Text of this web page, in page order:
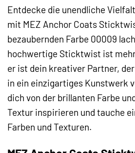
Entdecke die unendliche
mit MEZ Anchor Coats
bezaubernden Farbe 00009
hochwertige Sticktwist ist mehr
er ist dein kreativer Partner,
in ein einzigartiges Kunstwerk
dich von der brillanten Farbe
Textur inspirieren und tauche
Farben und Texturen.